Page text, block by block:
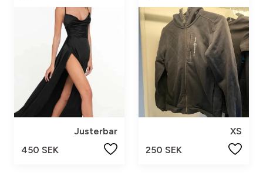
Justerbar
450 SEK
XS
250 SEK